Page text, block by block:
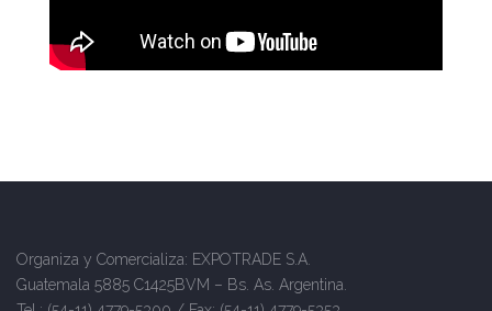
Organiza y Comercializa: EXPOTRADE S.A.
Guatemala 5885 C1425BVM – Bs. As. Argentina.